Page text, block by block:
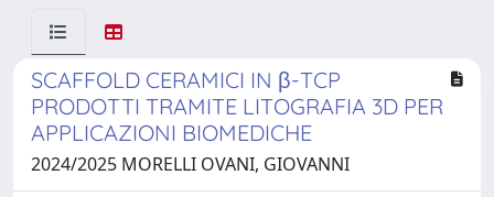
SCAFFOLD CERAMICI IN β-TCP
PRODOTTI TRAMITE LITOGRAFIA 3D PER
APPLICAZIONI BIOMEDICHE
2024/2025 MORELLI OVANI, GIOVANNI